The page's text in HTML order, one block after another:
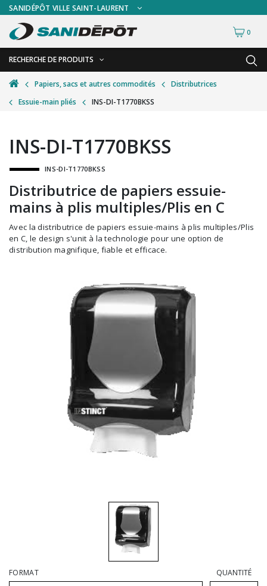
SANIDÉPÔT VILLE SAINT-LAURENT
0
RECHERCHE DE PRODUITS
RETOUR
Accessoires de sécurité
Accessoires pour le lavage de mur
Accessoires pour salles de bain
Alimentaire
Autres accessoires
Balais et porte-poussières
Bouteilles et vaporisateurs
Chariots et manutention
Distributrices et supports
Grattoirs, moutons et racloirs pour vitres/planchers
Guenilles et éponges
Hygiène personnelle
Microfibres et linges divers
Vadrouilles, manches et cadres
RETOUR
Gants
Plexiglas
Signalisations
Test de diagnostic
Thermomètre
Vêtements de sécurité
Papiers, sacs et autres commodités
Distributrices
Essuie-main pliés
INS-DI-T1770BKSS
INS-DI-T1770BKSS
INS-DI-T1770BKSS
Distributrice de papiers essuie-
mains à plis multiples/Plis en C
Avec la distributrice de papiers essuie-mains à plis multiples/Plis
en C, le design s'unit à la technologie pour une option de
distribution magnifique, fiable et efficace.
FORMAT
QUANTITÉ